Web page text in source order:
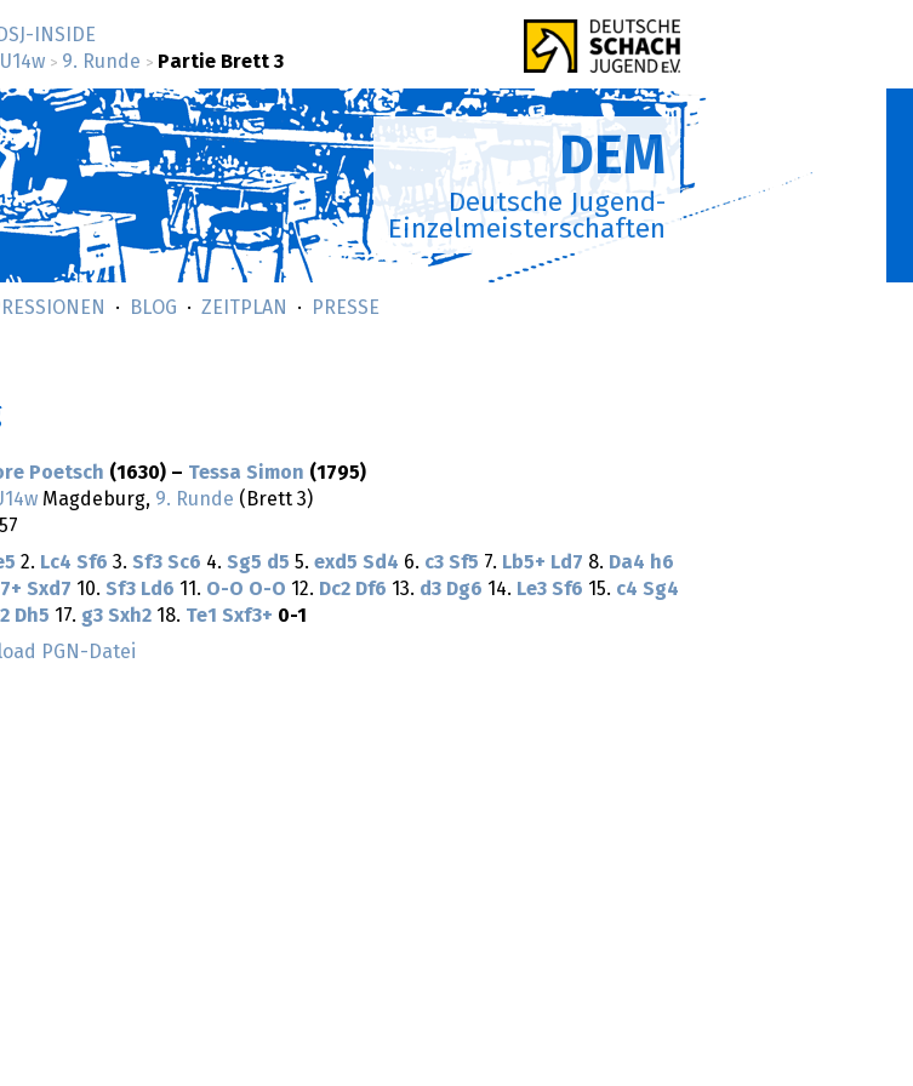
DSJ-­INSIDE
> 9. Runde > Partie Brett 3
DEM
Deutsche Jugend-
Einzelmeisterschaften
BLOG ZEITPLAN PRESSE
Poetsch (1630) – Tessa Simon (1795)
Magdeburg, 9. Runde (Brett 3)
2. Lc4 Sf6 3. Sf3 Sc6 4. Sg5 d5 5. exd5 Sd4 6. c3 Sf5 7. Lb5+ Ld7 8. Da4 h6
Sxd7 10. Sf3 Ld6 11. O-O O-O 12. Dc2 Df6 13. d3 Dg6 14. Le3 Sf6 15. c4 Sg4
Dh5 17. g3 Sxh2 18. Te1 Sxf3+ 0-1
PGN-Datei